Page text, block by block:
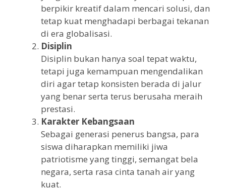
berpikir kreatif dalam mencari solusi, dan
tetap kuat menghadapi berbagai tekanan
di era globalisasi.
Disiplin
Disiplin bukan hanya soal tepat waktu,
tetapi juga kemampuan mengendalikan
diri agar tetap konsisten berada di jalur
yang benar serta terus berusaha meraih
prestasi.
Karakter Kebangsaan
Sebagai generasi penerus bangsa, para
siswa diharapkan memiliki jiwa
patriotisme yang tinggi, semangat bela
negara, serta rasa cinta tanah air yang
kuat.